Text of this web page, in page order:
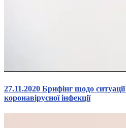
27.11.2020 Брифінг щодо
коронавірусної інфекції